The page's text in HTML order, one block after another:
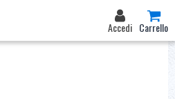
Accedi Carrello